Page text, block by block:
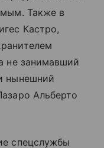
Также в
Кастро,
не занимавший
нынешний
Альберто
спецслужбы